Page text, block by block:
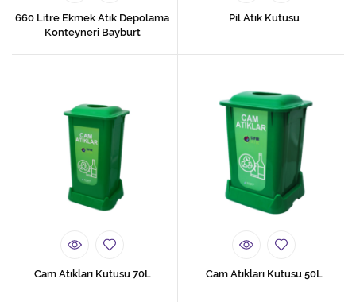
660 Litre Ekmek Atık Depolama
Konteyneri Bayburt
Pil Atık Kutusu
Cam Atıkları Kutusu 70L Cam Atıkları Kutusu 50L